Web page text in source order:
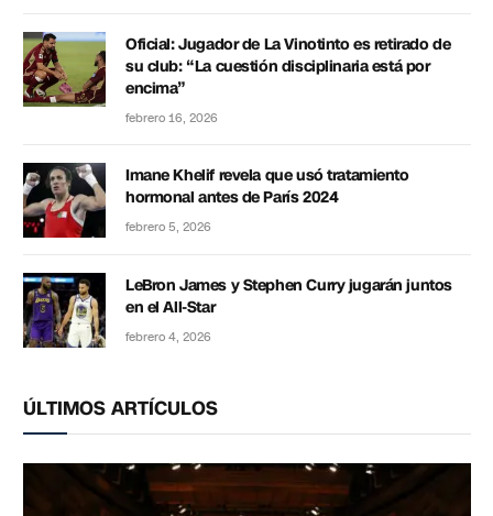
Oficial: Jugador de La Vinotinto es retirado de
su club: “La cuestión disciplinaria está por
encima”
febrero 16, 2026
Imane Khelif revela que usó tratamiento
hormonal antes de París 2024
febrero 5, 2026
LeBron James y Stephen Curry jugarán juntos
en el All-Star
febrero 4, 2026
ÚLTIMOS ARTÍCULOS